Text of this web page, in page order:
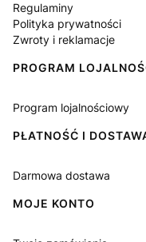
Regulaminy
Polityka prywatności
Zwroty i reklamacje
PROGRAM
Program lojalnościowy
PŁATNOŚĆ I
Darmowa dostawa
MOJE KONTO